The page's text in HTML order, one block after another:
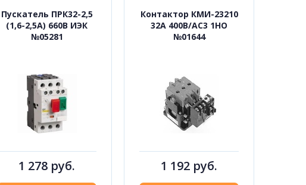
Пускатель ПРК32-2,5
(1,6-2,5А) 660В ИЭК
№05281
1 278 руб.
Контактор КМИ-23210
32А 400В/АС3 1НО
№01644
1 192 руб.